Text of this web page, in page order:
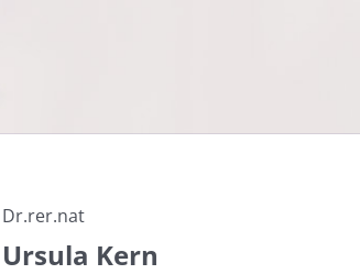
Dr.rer.nat
Ursula Kern